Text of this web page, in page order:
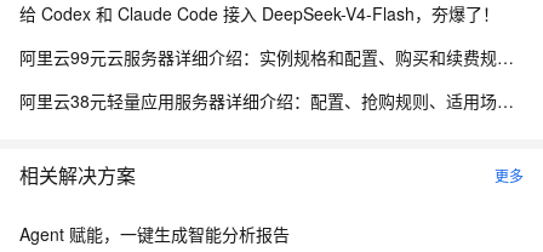
给 Codex 和 Claude Code 接入 DeepSeek-V4-Flash，夯爆了！
阿里云99元云服务器详细介绍：实例规格和配置、购买和续费规则、适用场景解析
阿里云38元轻量应用服务器详细介绍：配置、抢购规则、适用场景与选购攻略
相关解决方案 更多
Agent 赋能，一键生成智能分析报告